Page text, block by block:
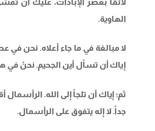
لائقاً بعصر الإبادات، عليك أن
الهاوية.
لا مبالغة في ما جاء أعلاه. نحن في
إياك أن تسأل أين الجحيم. نحنُ في
ثم؛ إياك أن تلجأ إلى الله.
جداً. لا إله يتفوق على الرأسمال.